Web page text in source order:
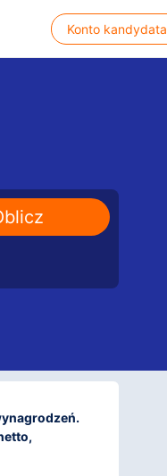
Konto kandydata